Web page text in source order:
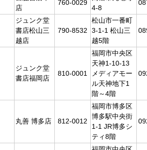
店
760-0029
4-8
ジュンク堂
書店松山三
越店
790-8532
松山市一番町
3-1-1 松山三
越5階
ジュンク堂
書店福岡店
810-0001
福岡市中央区
天神1-10-13
メディアモー
ル天神地下1
階～4階
丸善 博多店 812-0012
福岡市博多区
博多駅中央街
1-1 JR博多シ
ティ8階